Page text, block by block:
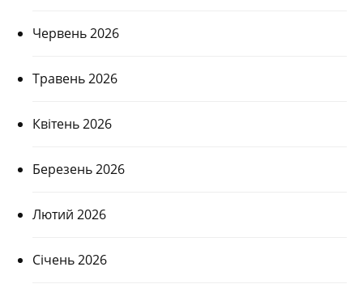
Червень 2026
Травень 2026
Квітень 2026
Березень 2026
Лютий 2026
Січень 2026